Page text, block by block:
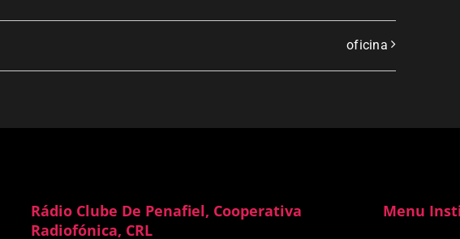
oficina
Rádio Clube De Penafiel, Cooperativa
Radiofónica, CRL
Menu